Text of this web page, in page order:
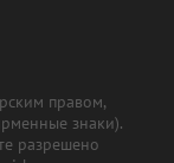
правом,
знаки).
разрешено